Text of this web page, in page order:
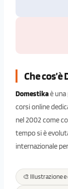
Che
Domestikaè
corsi online
nel 2002 come
tempo si è
internazionale
🎨 Illustrazione